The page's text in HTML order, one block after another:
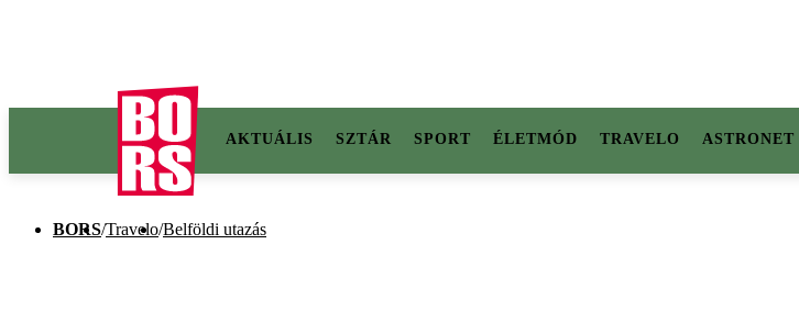
AKTUÁLIS SZTÁR SPORT ÉLETMÓD TRAVELO ASTRONET
BORS/Travelo/Belföldi utazás